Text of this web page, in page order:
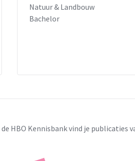
Natuur & Landbouw
Bachelor
de HBO Kennisbank vind je publicaties